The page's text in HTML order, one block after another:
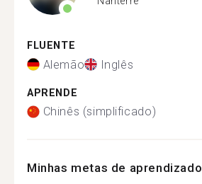
FLUENTE
Alemão Inglês
APRENDE
Chinês (simplificado)
Minhas metas de aprendizado